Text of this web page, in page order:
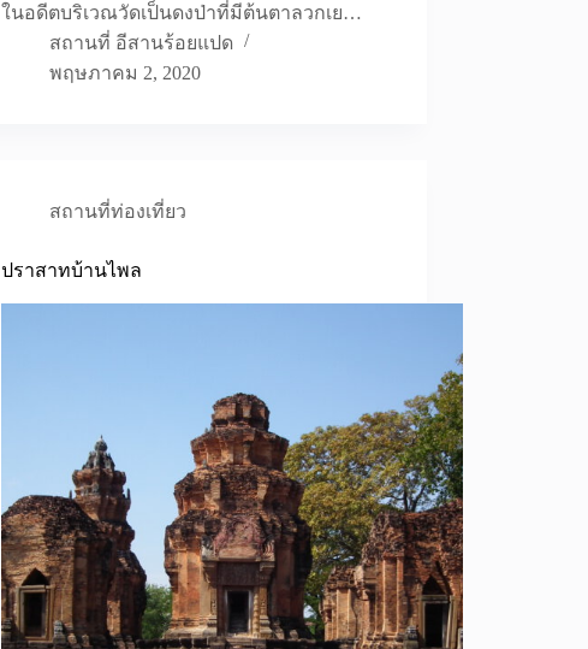
ในอดีตบริเวณวัดเป็นดงป่าที่มีต้นตาลวกเย…
สถานที่ อีสานร้อยแปด
พฤษภาคม 2, 2020
สถานที่ท่องเที่ยว
ปราสาทบ้านไพล